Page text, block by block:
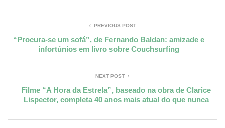
PREVIOUS POST
“Procura-se um sofá”, de Fernando Baldan: amizade e
infortúnios em livro sobre Couchsurfing
NEXT POST
Filme “A Hora da Estrela”, baseado na obra de Clarice
Lispector, completa 40 anos mais atual do que nunca